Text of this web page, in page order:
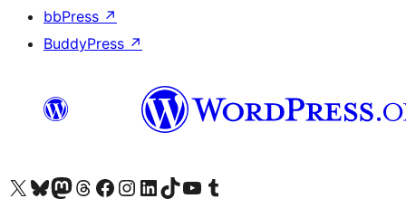
bbPress ↗
BuddyPress ↗
Navštívte náš účet na X (predtým Twitter)
Navštívte náš účet na platforme Bluesky
Navštívte náš účet na Mastodone
Navštívte náš účet na platforme Threads
Navštívte našu stránku na Facebooku
Navštívte náš účet Instagram
Navštívte náš účet LinkedIn
Navštívte náš účet na platforme TikTok
Navštívte náš kanál YouTube
Navštívte náš účet na platforme Tumblr